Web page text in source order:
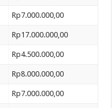
Rp7.000.000,00
Rp17.000.000,00
Rp4.500.000,00
Rp8.000.000,00
Rp7.000.000,00